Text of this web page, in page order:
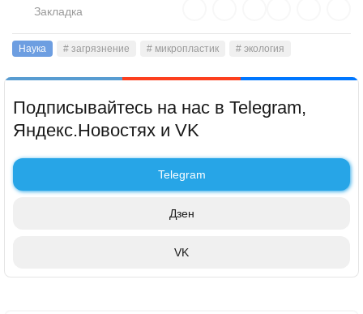
Закладка
Наука # загрязнение # микропластик # экология
Подписывайтесь на нас в Telegram,
Яндекс.Новостях и VK
Telegram
Дзен
VK